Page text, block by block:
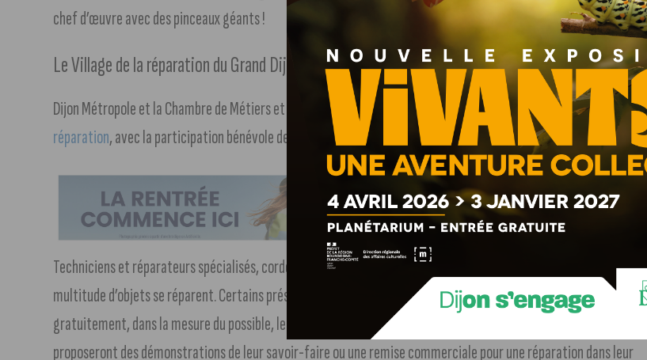
chef d’œuvre avec des pinceaux géants !
Le Village de la réparation du Grand Dijon – Place Darcy
Dijon Métropole et la Chambre de Métiers et de l’Artisanat organisent la quatrième édition du
village de la
réparation, avec la participation bénévole de nombreux artisans locaux.
Techniciens et réparateurs spécialisés, cordonnier, tapissier décorateur ou couturière, montreront qu’une
multitude d’objets se réparent. Certains présenteront leur métier, et pourront remettre en état et réviser
gratuitement, dans la mesure du possible, les objets que les habitants de Dijon Métropole apporteront. D’autres
proposeront des démonstrations de leur savoir-faire ou une remise commerciale pour une réparation dans leur